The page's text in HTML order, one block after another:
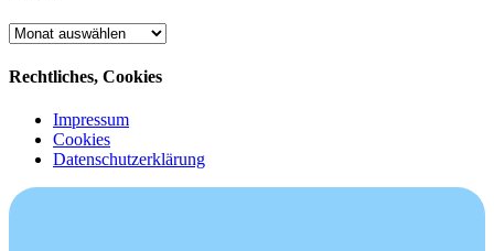
Archiv
Rechtliches, Cookies
Impressum
Cookies
Datenschutzerklärung